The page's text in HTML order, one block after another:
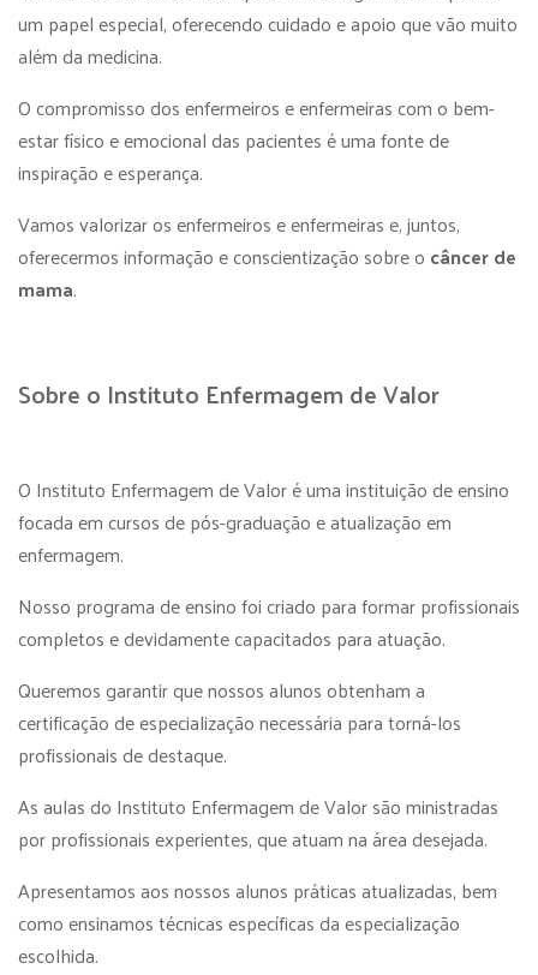
um papel especial, oferecendo cuidado e apoio que vão muito
além da medicina.
O compromisso dos enfermeiros e enfermeiras com o bem-
estar físico e emocional das pacientes é uma fonte de
inspiração e esperança.
Vamos valorizar os enfermeiros e enfermeiras e, juntos,
oferecermos informação e conscientização sobre o câncer de
mama.
Sobre o Instituto Enfermagem de Valor
O Instituto Enfermagem de Valor é uma instituição de ensino
focada em cursos de pós-graduação e atualização em
enfermagem.
Nosso programa de ensino foi criado para formar profissionais
completos e devidamente capacitados para atuação.
Queremos garantir que nossos alunos obtenham a
certificação de especialização necessária para torná-los
profissionais de destaque.
As aulas do Instituto Enfermagem de Valor são ministradas
por profissionais experientes, que atuam na área desejada.
Apresentamos aos nossos alunos práticas atualizadas, bem
como ensinamos técnicas específicas da especialização
escolhida.